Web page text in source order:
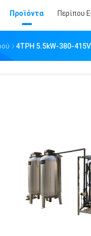
Προϊόντα Περίπου
4TPH 5.5kW-380-